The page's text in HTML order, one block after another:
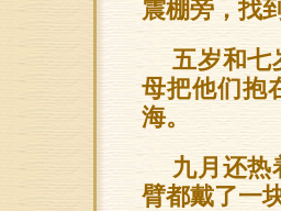
震棚旁，找
五岁和七
母把他们抱
海。
九月还热
臂都戴了一